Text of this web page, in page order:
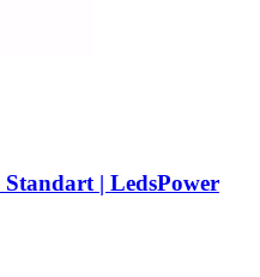
| LedsPower